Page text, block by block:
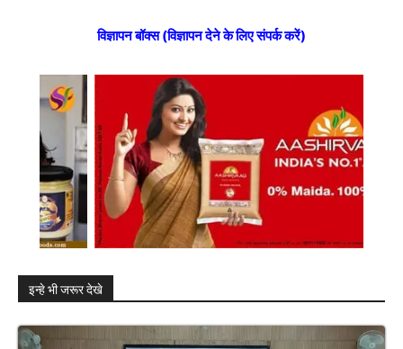
विज्ञापन बॉक्स (विज्ञापन देने के लिए संपर्क करें)
इन्हे भी जरूर देखे